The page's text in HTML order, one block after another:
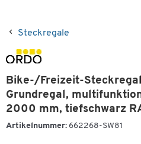
Steckregale
Bike-/Freizeit-
Grundregal,
2000 mm, tiefschwarz
Artikelnummer: 662268-SW81